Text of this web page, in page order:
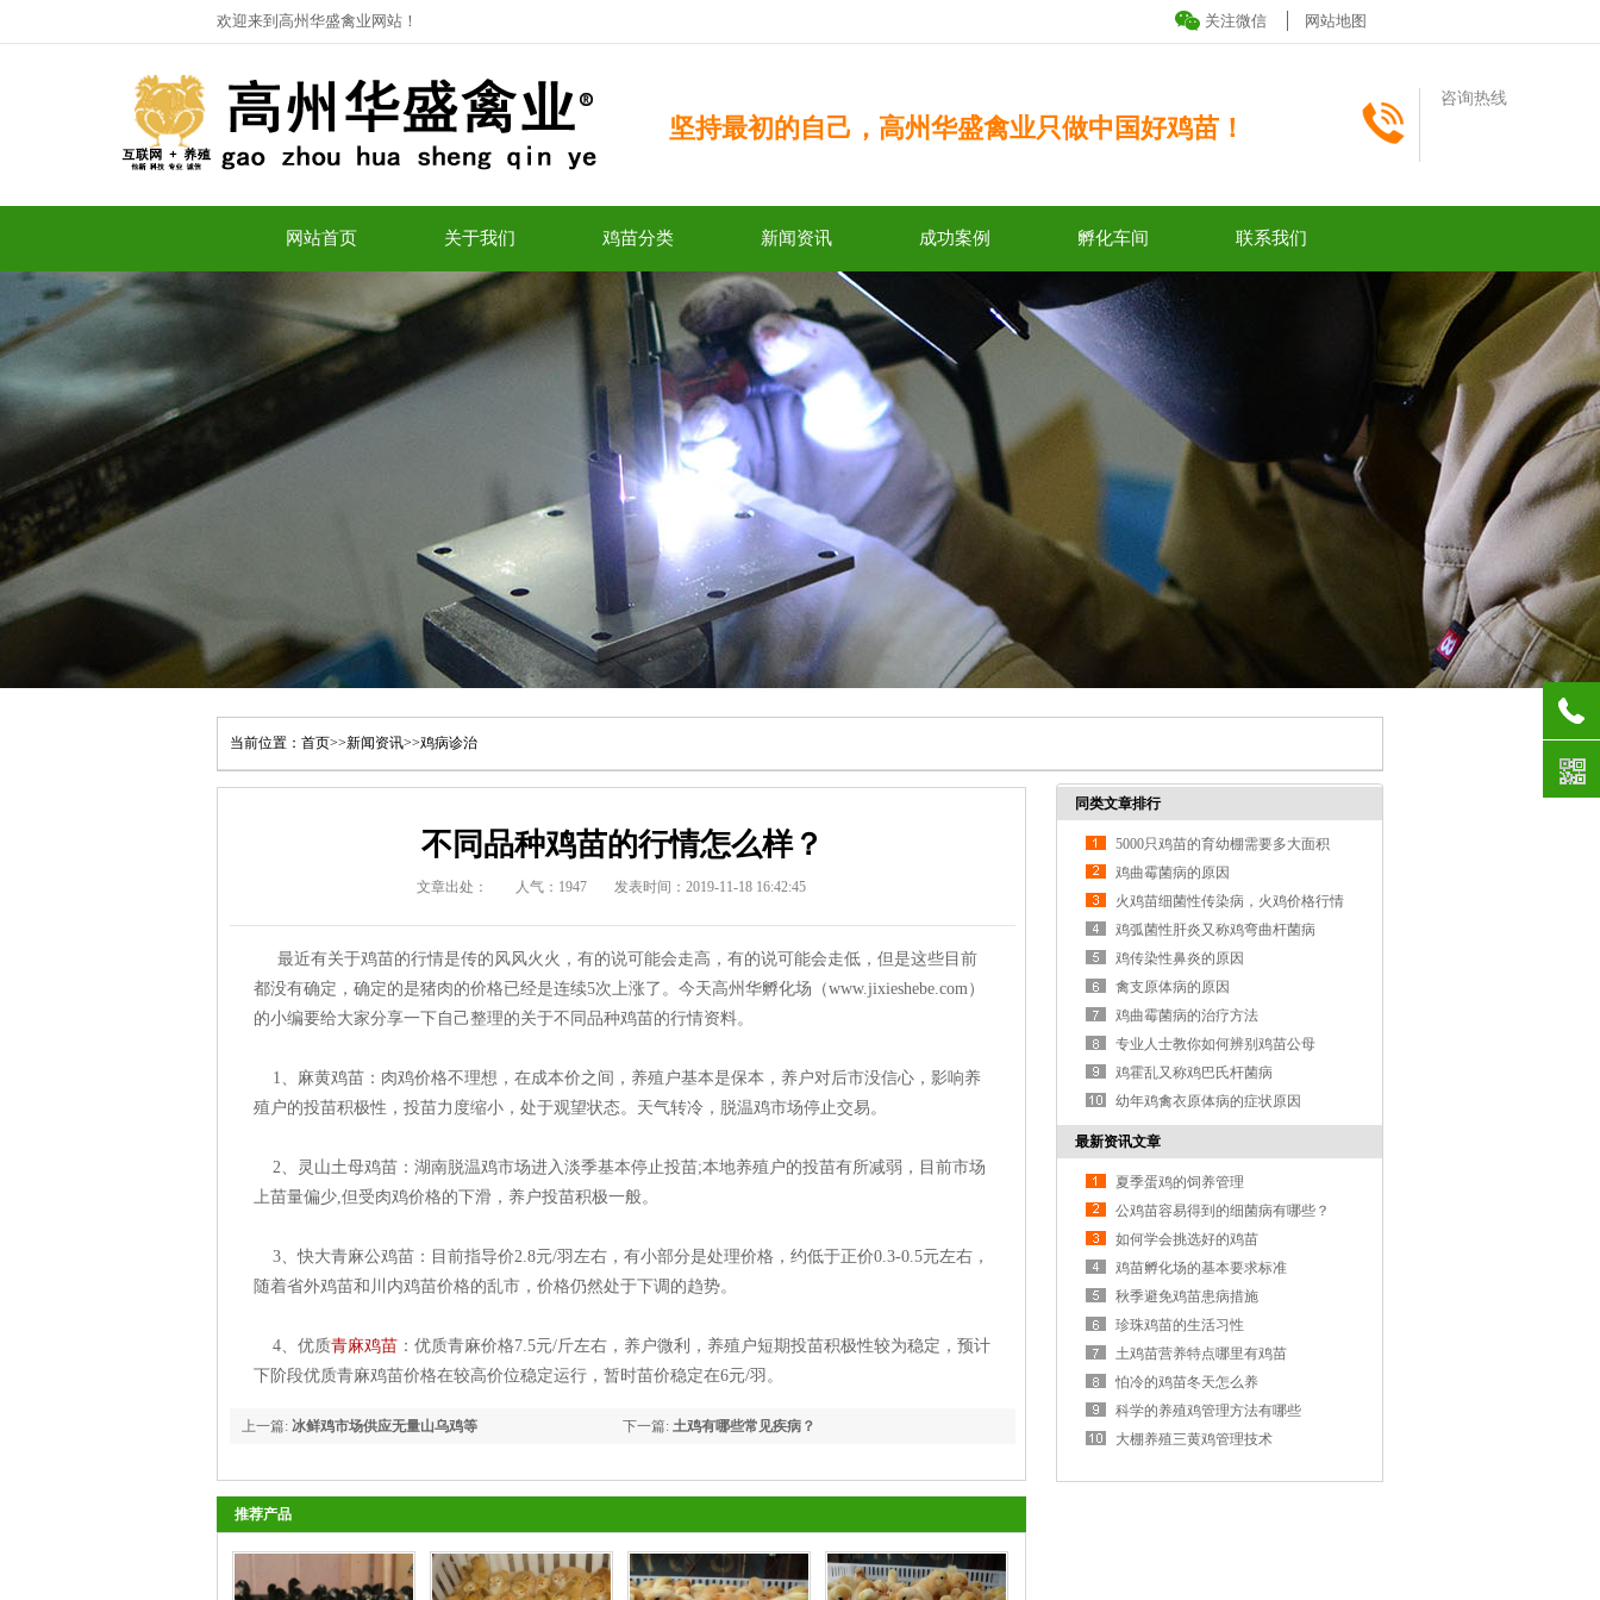
欢迎来到高州华盛禽业网站！ 关注微信 网站地图
坚持最初的自己，高州华盛禽业只做中国好鸡苗！
咨询热线
网站首页 关于我们 鸡苗分类 新闻资讯 成功案例 孵化车间 联系我们
当前位置： 首页>>新闻资讯>>鸡病诊治
不同品种鸡苗的行情怎么样？
文章出处： 人气：1947 发表时间：2019-11-18 16:42:45
最近有关于鸡苗的行情是传的风风火火，有的说可能会走高，有的说可能会走低，但是这些目前
都没有确定，确定的是猪肉的价格已经是连续5次上涨了。今天高州华孵化场（www.jixieshebe.com）
的小编要给大家分享一下自己整理的关于不同品种鸡苗的行情资料。
1、麻黄鸡苗：肉鸡价格不理想，在成本价之间，养殖户基本是保本，养户对后市没信心，影响养
殖户的投苗积极性，投苗力度缩小，处于观望状态。天气转冷，脱温鸡市场停止交易。
2、灵山土母鸡苗：湖南脱温鸡市场进入淡季基本停止投苗;本地养殖户的投苗有所减弱，目前市场
上苗量偏少,但受肉鸡价格的下滑，养户投苗积极一般。
3、快大青麻公鸡苗：目前指导价2.8元/羽左右，有小部分是处理价格，约低于正价0.3-0.5元左右，
随着省外鸡苗和川内鸡苗价格的乱市，价格仍然处于下调的趋势。
4、优质青麻鸡苗 ：优质青麻价格7.5元/斤左右，养户微利，养殖户短期投苗积极性较为稳定，预计
下阶段优质青麻鸡苗价格在较高价位稳定运行，暂时苗价稳定在6元/羽。
下一篇: 土鸡有哪些常见疾病？
上一篇: 冰鲜鸡市场供应无量山乌鸡等
推荐产品
同类文章排行
5000只鸡苗的育幼棚需要多大面积
鸡曲霉菌病的原因
火鸡苗细菌性传染病，火鸡价格行情
鸡弧菌性肝炎又称鸡弯曲杆菌病
鸡传染性鼻炎的原因
禽支原体病的原因
鸡曲霉菌病的治疗方法
专业人士教你如何辨别鸡苗公母
鸡霍乱又称鸡巴氏杆菌病
幼年鸡禽衣原体病的症状原因
最新资讯文章
夏季蛋鸡的饲养管理
公鸡苗容易得到的细菌病有哪些？
如何学会挑选好的鸡苗
鸡苗孵化场的基本要求标准
秋季避免鸡苗患病措施
珍珠鸡苗的生活习性
土鸡苗营养特点哪里有鸡苗
怕冷的鸡苗冬天怎么养
科学的养殖鸡管理方法有哪些
大棚养殖三黄鸡管理技术